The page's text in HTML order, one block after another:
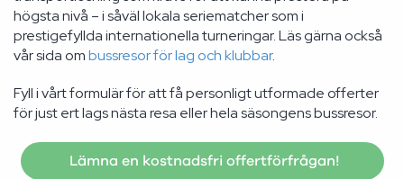
högsta nivå – i såväl lokala seriematcher som i
prestigefyllda internationella turneringar. Läs gärna också
vår sida ombussresor för lag och klubbar.
Fyll i vårt formulär för att få personligt utformade offerter
för just ert lags nästa resa eller hela säsongens bussresor.
Lämna en kostnadsfri offertförfrågan!